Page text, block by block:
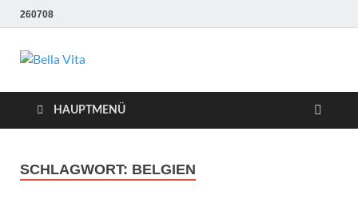
260708
Bella Vita
Wellness Fitness
Tipps
Tipps
HAUPTMENÜ
SCHLAGWORT: BELGIEN